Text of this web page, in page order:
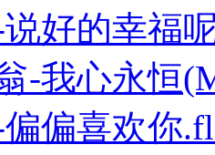
好的幸福
-我心永恒
偏喜欢你